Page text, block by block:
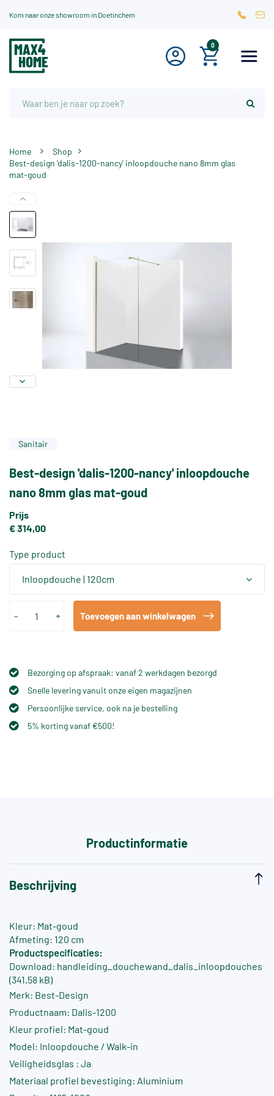
Kom naar onze showroom in Doetinchem
0
Home
Shop
Best-design 'dalis-1200-nancy' inloopdouche nano 8mm glas
mat-goud
Sanitair
Best-design 'dalis-1200-nancy' inloopdouche
nano 8mm glas mat-goud
Prijs
€ 314,00
Type product
Inloopdouche | 120cm
- + Toevoegen aan winkelwagen
Bezorging op afspraak: vanaf 2 werkdagen bezorgd
Snelle levering vanuit onze eigen magazijnen
Persoonlijke service, ook na je bestelling
5% korting vanaf €500!
Productinformatie
Beschrijving
Kleur: Mat-goud
Afmeting: 120 cm
Productspecificaties:
Download: handleiding_douchewand_dalis_inloopdouches
(341,58 kB)
Merk: Best-Design
Productnaam: Dalis-1200
Kleur profiel: Mat-goud
Model: Inloopdouche / Walk-in
Veiligheidsglas : Ja
Materiaal profiel bevestiging: Aluminium